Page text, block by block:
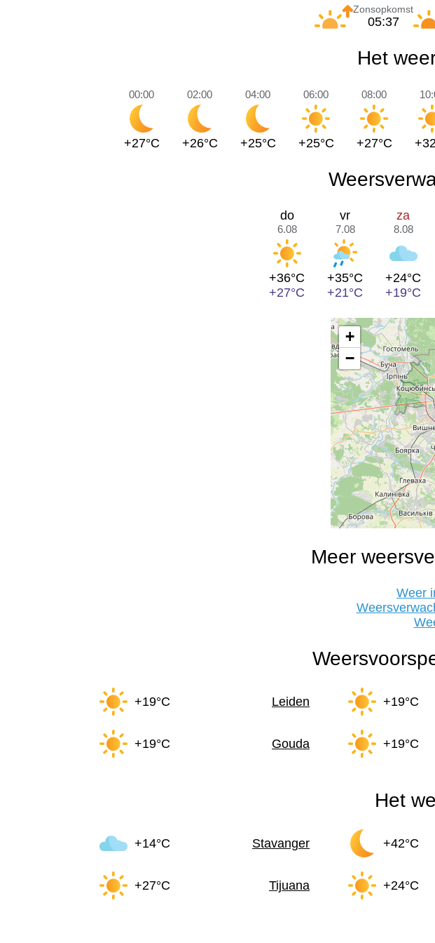
Zonsopkomst
05:37
Het
00:00
+27°C
02:00
+26°C
04:00
+25°C
06:00
+25°C
08:00
+27°C
do
6.08
+36°C
+27°C
vr
7.08
+35°C
+21°C
za
8.08
+24°C
+19°C
+
−
Meer
Weer
+19°C Leiden +19°C
+19°C Gouda +19°C
Het
+14°C Stavanger +42°C
+27°C Tijuana +24°C